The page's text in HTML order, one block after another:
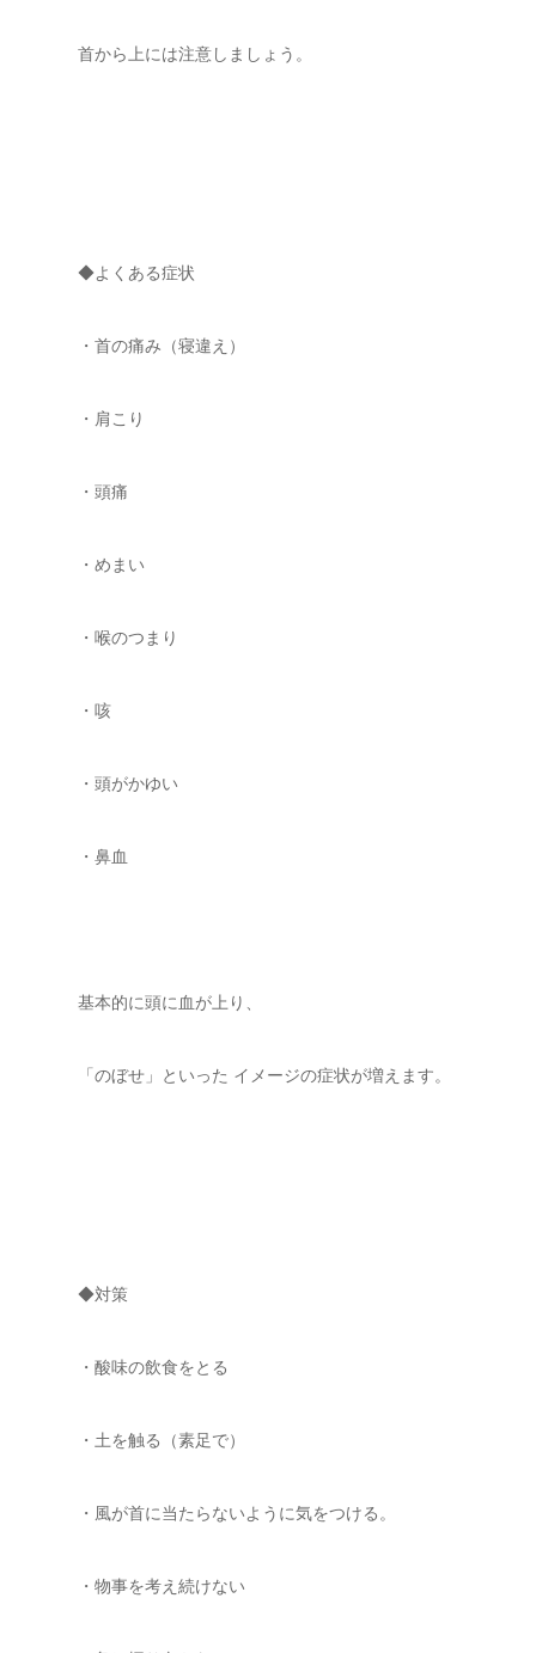
首から上には注意しましょう。
◆よくある症状
・首の痛み（寝違え）
・肩こり
・頭痛
・めまい
・喉のつまり
・咳
・頭がかゆい
・鼻血
基本的に頭に血が上り、
「のぼせ」といった イメージの症状が増えます。
◆対策
・酸味の飲食をとる
・土を触る（素足で）
・風が首に当たらないように気をつける。
・物事を考え続けない